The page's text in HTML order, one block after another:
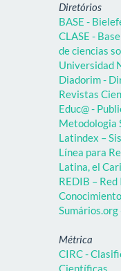
Diretórios
BASE -
CLASE -
de ciencias
Universidad
Diadorim -
Revistas
Educ@ -
Metodologia
Latindex –
Línea para
Latina, el
REDIB –
Métrica
CIRC -
Científicas